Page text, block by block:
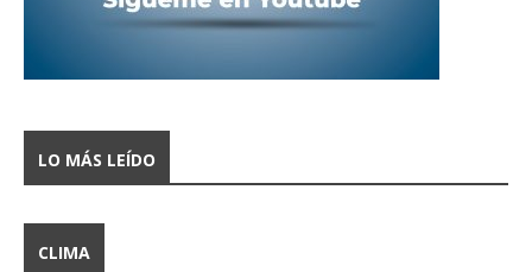
LO MÁS LEÍDO
CLIMA